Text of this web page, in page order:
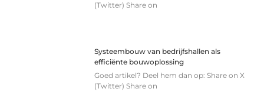
(Twitter) Share on
Systeembouw van bedrijfshallen als
efficiënte bouwoplossing
Goed artikel? Deel hem dan op: Share on X
(Twitter) Share on